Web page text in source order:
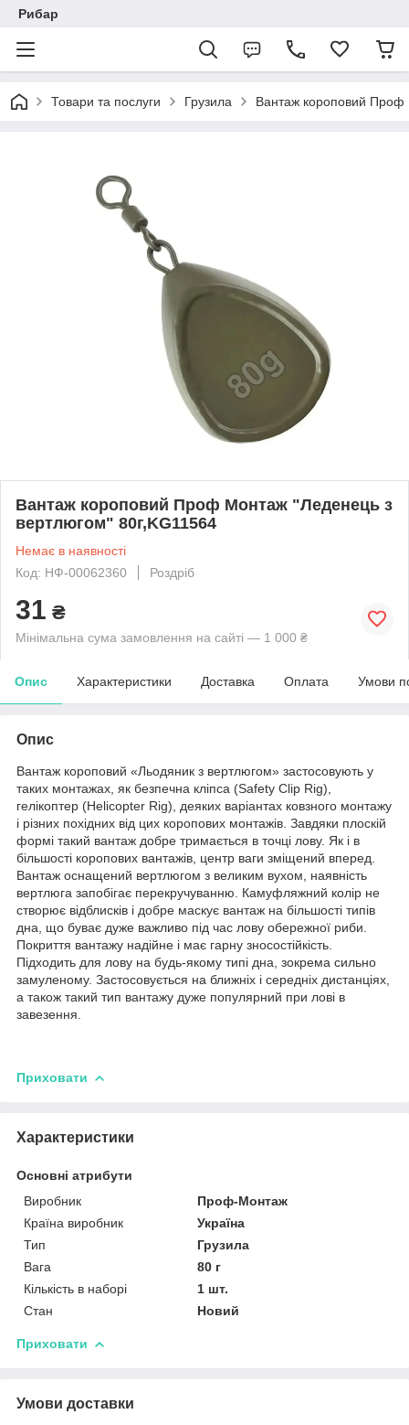
Рибар
Товари та послуги Грузила Вантаж короповий Проф
Вантаж короповий Проф Монтаж "Леденець з
вертлюгом" 80г,KG11564
Немає в наявності
Код: НФ-00062360
Роздріб
31 ₴
Мінімальна сума замовлення на сайті — 1 000 ₴
Опис Характеристики Доставка Оплата Умови
Опис
Вантаж короповий «Льодяник з вертлюгом» застосовують у
таких монтажах, як безпечна кліпса (Safety Clip Rig),
гелікоптер (Helicopter Rig), деяких варіантах ковзного монтажу
і різних похідних від цих коропових монтажів. Завдяки плоскій
формі такий вантаж добре тримається в точці лову. Як і в
більшості коропових вантажів, центр ваги зміщений вперед.
Вантаж оснащений вертлюгом з великим вухом, наявність
вертлюга запобігає перекручуванню. Камуфляжний колір не
створює відблисків і добре маскує вантаж на більшості типів
дна, що буває дуже важливо під час лову обережної риби.
Покриття вантажу надійне і має гарну зносостійкість.
Підходить для лову на будь-якому типі дна, зокрема сильно
замуленому. Застосовується на ближніх і середніх дистанціях,
а також такий тип вантажу дуже популярний при лові в
завезення.
Приховати
Характеристики
Основні атрибути
Виробник
Проф-Монтаж
Країна виробник
Україна
Тип
Грузила
Вага
80 г
Кількість в наборі
1 шт.
Стан
Новий
Приховати
Умови доставки